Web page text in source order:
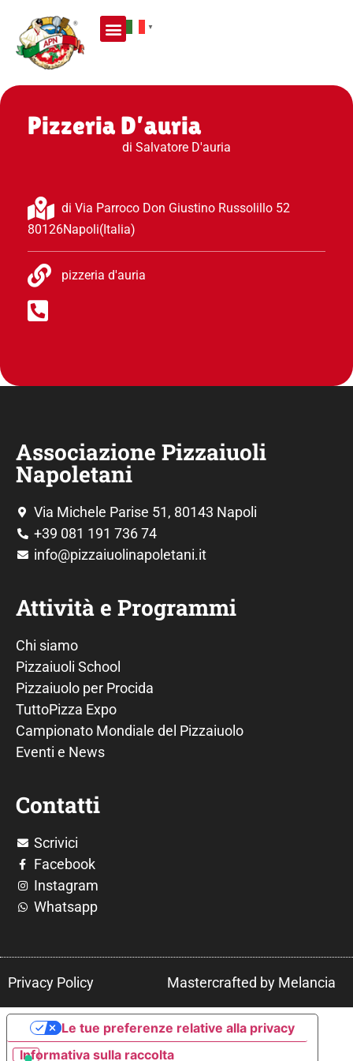
▼
Pizzeria D’auria
di Salvatore D'auria
di Via Parroco Don Giustino Russolillo 52
80126Napoli(Italia)
pizzeria d'auria
Associazione Pizzaiuoli
Napoletani
Via Michele Parise 51, 80143 Napoli
+39 081 191 736 74
info@pizzaiuolinapoletani.it
Attività e Programmi
Chi siamo
Pizzaiuoli School
Pizzaiuolo per Procida
TuttoPizza Expo
Campionato Mondiale del Pizzaiuolo
Eventi e News
Contatti
Scrivici
Facebook
Instagram
Whatsapp
Privacy Policy Mastercrafted by Melancia
Informativa sulla raccolta
Le tue preferenze relative alla privacy